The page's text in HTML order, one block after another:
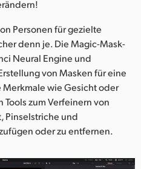
Personen für gezielte
denn je. Die Magic-Mask-
Neural Engine und
von Masken für eine
wie Gesicht oder
zum Verfeinern von
Pinselstriche und
oder zu entfernen.